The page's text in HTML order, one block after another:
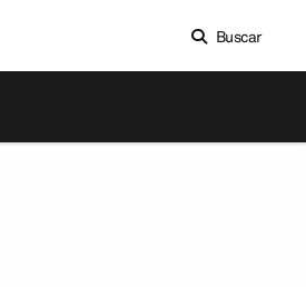
Buscar